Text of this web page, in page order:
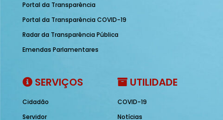
Portal da Transparência
Portal da Transparência COVID-19
Radar da Transparência Pública
Emendas Parlamentares
SERVIÇOS
Cidadão
Servidor
UTILIDADE
COVID-19
Notícias